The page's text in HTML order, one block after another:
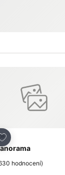
na seznam
hodnocení)